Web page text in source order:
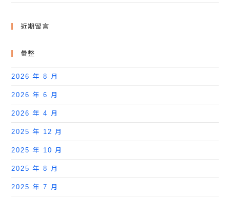
近期留言
彙整
2026 年 8 月
2026 年 6 月
2026 年 4 月
2025 年 12 月
2025 年 10 月
2025 年 8 月
2025 年 7 月